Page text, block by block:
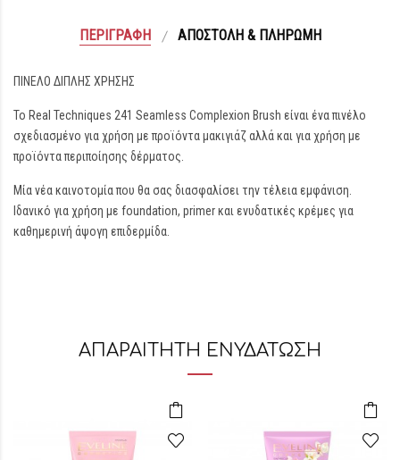
ΠΕΡΙΓΡΑΦΉ ΑΠΟΣΤΟΛΉ & ΠΛΗΡΩΜΉ
ΠΙΝΕΛΟ ΔΙΠΛΗΣ ΧΡΗΣΗΣ
Το Real Techniques 241 Seamless Complexion Brush είναι ένα πινέλο
σχεδιασμένο για χρήση με προϊόντα μακιγιάζ αλλά και για χρήση με
προϊόντα περιποίησης δέρματος.
Μία νέα καινοτομία που θα σας διασφαλίσει την τέλεια εμφάνιση.
Ιδανικό για χρήση με foundation, primer και ενυδατικές κρέμες για
καθημερινή άψογη επιδερμίδα.
ΑΠΑΡΑΙΤΗΤΗ ΕΝΥΔΑΤΩΣΗ